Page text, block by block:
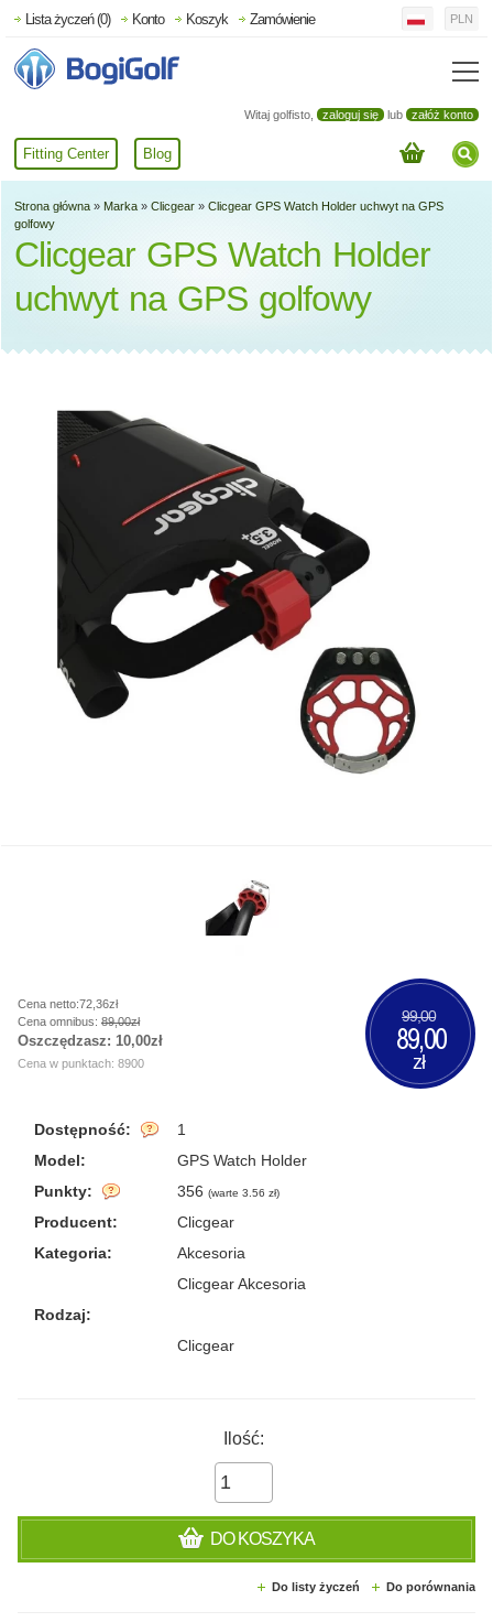
Witaj golfisto, zaloguj się lub załóż konto
Fitting Center Blog
Lista życzeń (0) Konto Koszyk Zamówienie PLN
Strona główna » Marka » Clicgear » Clicgear GPS Watch Holder uchwyt na GPS
golfowy
Clicgear GPS Watch Holder
uchwyt na GPS golfowy
Dostępność:
1
Model:
GPS Watch Holder
Punkty:
356 (warte 3.56 zł)
Producent:
Clicgear
Kategoria:
Akcesoria
Clicgear Akcesoria
Rodzaj:
Clicgear
Cena netto:72,36zł
Cena omnibus: 89,00zł
Oszczędzasz: 10,00zł
Cena w punktach: 8900
99,00
89,00
zł
Ilość:
DO KOSZYKA
Do listy życzeń Do porównania